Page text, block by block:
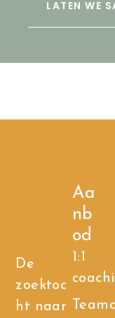
LATEN WE
De
zoektoc
ht naar
Aa
nb
od
1:1